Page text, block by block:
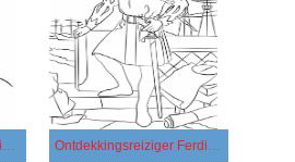
Ontdekkingsreiziger David Livingstone Ontdekkingsreiziger Ferdinand Magellan